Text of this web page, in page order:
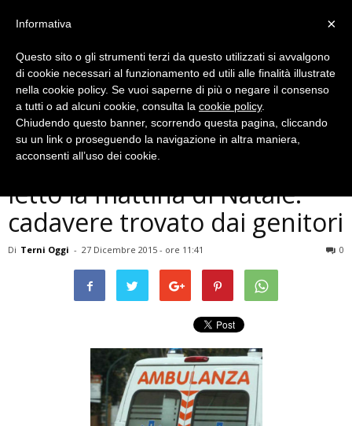
Cronaca
Terni, 33enne muore nel
letto la mattina di Natale:
cadavere trovato dai genitori
Di Terni Oggi - 27 Dicembre 2015 - ore 11:41 0
×
Informativa
Questo sito o gli strumenti terzi da questo utilizzati si avvalgono
di cookie necessari al funzionamento ed utili alle finalità illustrate
nella cookie policy. Se vuoi saperne di più o negare il consenso
a tutti o ad alcuni cookie, consulta la cookie policy.
Chiudendo questo banner, scorrendo questa pagina, cliccando
su un link o proseguendo la navigazione in altra maniera,
acconsenti all’uso dei cookie.